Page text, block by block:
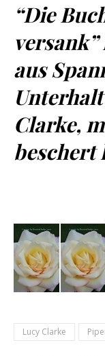
“Die
aus
Clarke,
beschert
Lucy Clarke